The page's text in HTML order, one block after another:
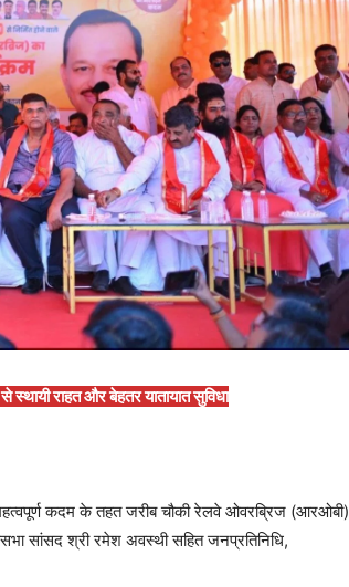
राहत और बेहतर यातायात सुविधा
कदम के तहत जरीब चौकी रेलवे ओवरब्रिज (आरओबी)
सांसद श्री रमेश अवस्थी सहित जनप्रतिनिधि,